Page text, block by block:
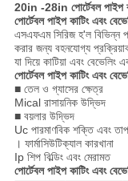
20in -28in পোর্টেবল পাইপ
পোর্টেবল পাইপ কাটিং এবং
এসএফএম সিরিজ হ'ল বিভিন্ন
করার জন্য বহনযোগ্য
যা দিয়ে কাটিয়া এবং বেভেলিং
পোর্টেবল পাইপ কাটিং এবং
■ তেল ও গ্যাসের ক্ষেত্র
Mical রাসায়নিক উদ্ভিদ
■ বয়লার উদ্ভিদ
Uc পারমাণবিক শক্তি এবং
। ফার্মাসিউটিক্যাল কারখানা
Ip শিপ বিল্ডিং এবং মেরামত
পোর্টেবল পাইপ কাটিং এবং